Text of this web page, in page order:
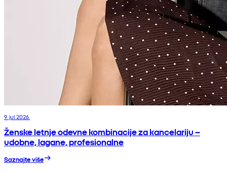
9. jul 2026.
Ženske letnje odevne kombinacije za kancelariju –
udobne, lagane, profesionalne
Saznajte više